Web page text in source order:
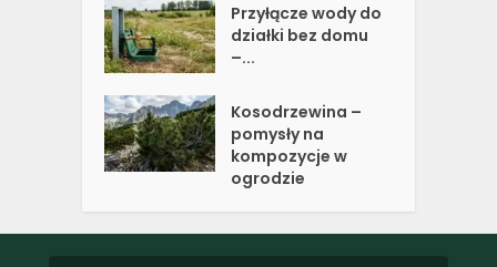
Przyłącze wody do
działki bez domu
–...
Kosodrzewina –
pomysły na
kompozycje w
ogrodzie